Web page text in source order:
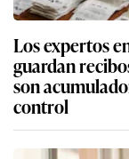
Los expertos
guardan
son
control